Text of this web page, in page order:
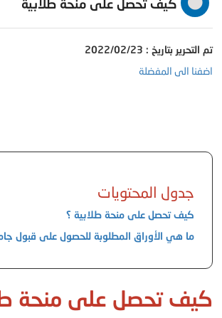
كيف تحصل على منحة طلابية
تم التحرير بتاريخ : 2022/02/23
اضفنا الى المفضلة
جدول المحتويات
​​​​​​​كيف تحصل على منحة طلابية ؟
ما هي الأوراق المطلوبة للحصول على قبول
كيف تحصل على منحة